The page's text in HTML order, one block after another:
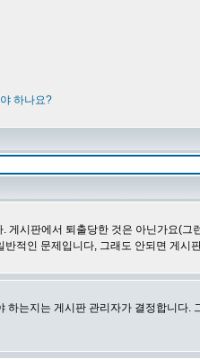
하나요?
게시판에서 퇴출당한 것은 아닌가요(
적인 문제입니다, 그래도 안되면 게
하는지는 게시판 관리자가 결정합니